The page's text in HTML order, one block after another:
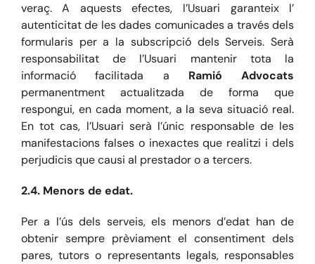
veraç. A aquests efectes, l’Usuari garanteix l’
autenticitat de les dades comunicades a través dels
formularis per a la subscripció dels Serveis. Serà
responsabilitat de l’Usuari mantenir tota la
informació facilitada a Ramió Advocats
permanentment actualitzada de forma que
respongui, en cada moment, a la seva situació real.
En tot cas, l’Usuari serà l’únic responsable de les
manifestacions falses o inexactes que realitzi i dels
perjudicis que causi al prestador o a tercers.
2.4. Menors de edat.
Per a l’ús dels serveis, els menors d’edat han de
obtenir sempre prèviament el consentiment dels
pares, tutors o representants legals, responsables